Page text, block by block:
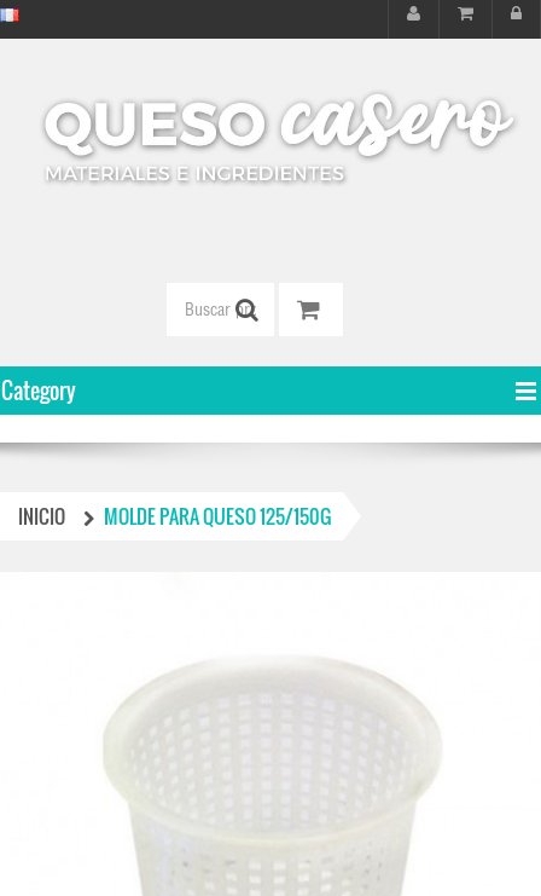
Category
INICIO MOLDE PARA QUESO 125/150G